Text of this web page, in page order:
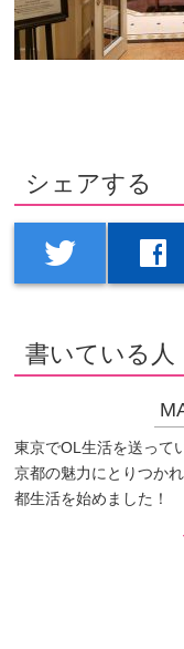
シェアする
twitter facebook
書いている人
東京でOL生活を送って
京都の魅力にとりつか
都生活を始めました！